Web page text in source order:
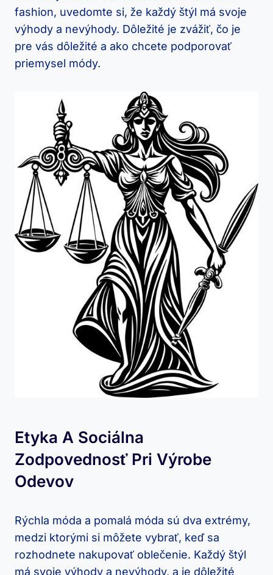
fashion, uvedomte si, že každý štýl má svoje
výhody a nevýhody. Dôležité je zvážiť, čo je
pre vás dôležité a ako chcete podporovať
priemysel módy.
Etyka A Sociálna
Zodpovednosť Pri Výrobe
Odevov
Rýchla móda a pomalá móda sú dva extrémy,
medzi ktorými si môžete vybrať, keď sa
rozhodnete nakupovať oblečenie. Každý štýl
má svoje výhody a nevýhody, a je dôležité